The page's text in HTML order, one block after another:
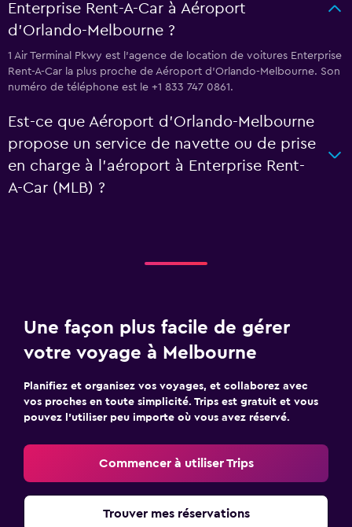
Enterprise Rent-A-Car à Aéroport
d'Orlando-Melbourne ?
1 Air Terminal Pkwy est l'agence de location de voitures Enterprise
Rent-A-Car la plus proche de Aéroport d'Orlando-Melbourne. Son
numéro de téléphone est le +1 833 747 0861.
Est-ce que Aéroport d'Orlando-Melbourne
propose un service de navette ou de prise
en charge à l’aéroport à Enterprise Rent-
A-Car (MLB) ?
Une façon plus facile de gérer
votre voyage à Melbourne
Planifiez et organisez vos voyages, et collaborez avec
vos proches en toute simplicité. Trips est gratuit et vous
pouvez l’utiliser peu importe où vous avez réservé.
Commencer à utiliser Trips
Trouver mes réservations